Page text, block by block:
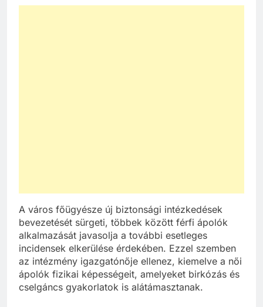
A város főügyésze új biztonsági intézkedések
bevezetését sürgeti, többek között férfi ápolók
alkalmazását javasolja a további esetleges
incidensek elkerülése érdekében. Ezzel szemben
az intézmény igazgatónője ellenez, kiemelve a női
ápolók fizikai képességeit, amelyeket birkózás és
cselgáncs gyakorlatok is alátámasztanak.